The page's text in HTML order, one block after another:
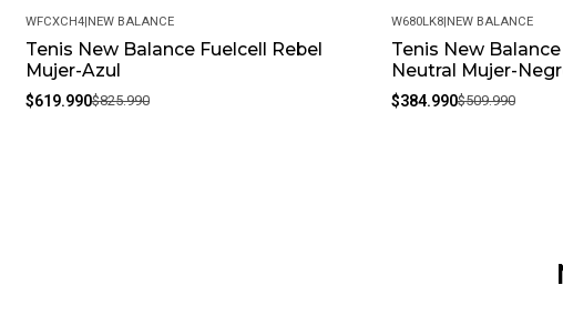
-25%
WFCXCH4|NEW BALANCE
Tenis New Balance Fuelcell Rebel
Mujer-Azul
$619.990$825.990
-25%
W680LK8|NEW BALANCE
Tenis New
Neutral Mujer-
$384.990$509.990